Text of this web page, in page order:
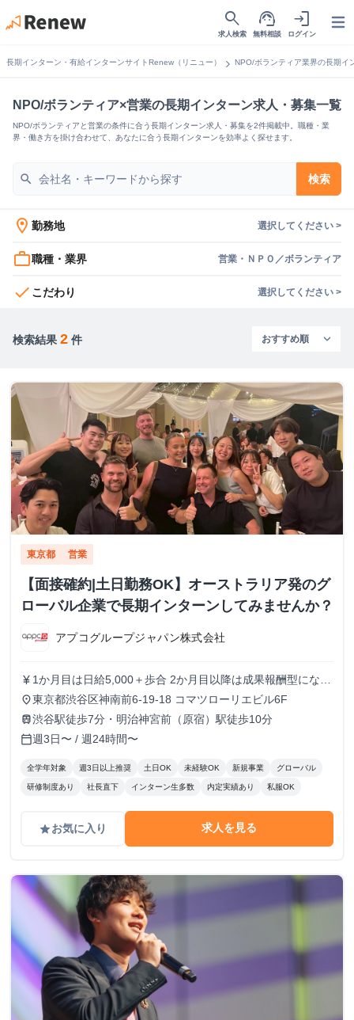
search
求人検索
support_agent
無料相談
login
ログイン
長期インターン・有給インターンサイトRenew（リニュー） chevron_right NPO/ボランティア業界の長期イ
NPO/ボランティア×営業の長期インターン求人・募集一覧
NPO/ボランティアと営業の条件に合う長期インターン求人・募集を2件掲載中。職種・業
界・働き方を掛け合わせて、あなたに合う長期インターンを効率よく探せます。
search 検索
location_on 勤務地 選択してください >
work_outline職種・業界 営業・ＮＰＯ／ボランティア
check こだわり 選択してください >
検索結果 2 件
東京都 営業
【面接確約|土日勤務OK】オーストラリア発のグ
ローバル企業で長期インターンしてみませんか？
アプコグループジャパン株式会社
currency_yen 1か月目は日給5,000＋歩合 2か月目以降は成果報酬型になり
ます。 なかには初日で契約獲得をする人もいます。また、
入社2ヵ月目には、ほとんどの方が1日1件は契約獲得ができ
るようになります。成果報酬額は目安として契約1件につ
き、12,000~40,000円です。
place東京都渋谷区神南前6-19-18 コマツローリエビル6F
train渋谷駅徒歩7分・明治神宮前（原宿）駅徒歩10分
calendar_today週3日〜 / 週24時間〜
全学年対象 週3日以上推奨 土日OK 未経験OK 新規事業 グローバル
研修制度あり 社長直下 インターン生多数 内定実績あり 私服OK
gradeお気に入り 求人を見る